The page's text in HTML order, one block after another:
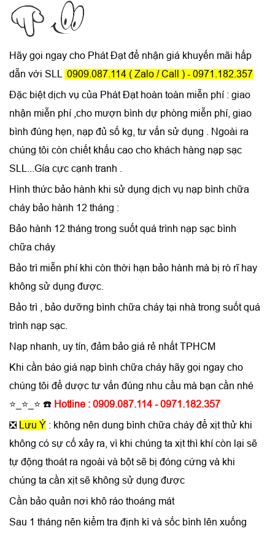
Hãy gọi ngay cho Phát Đạt để nhận giá khuyến mãi hấp
dẫn với SLL
0909.087.114 ( Zalo / Call ) - 0971.182.357
Đặc biệt dịch vụ của Phát Đạt hoàn toàn miễn phí : giao
nhận miễn phí ,cho mượn bình dự phòng miễn phí, giao
bình đúng hẹn, nạp đủ số kg, tư vấn sử dụng . Ngoài ra
chúng tôi còn chiết khấu cao cho khách hàng nạp sạc
SLL...Gía cực cạnh tranh .
Hình thức bảo hành khi sử dụng dịch vụ nạp bình chữa
cháy bảo hành 12 tháng :
Bảo hành 12 tháng trong suốt quá trình nạp sạc bình
chữa cháy
Bảo trì miễn phí khi còn thời hạn bảo hành mà bị rò rĩ hay
không sử dụng được.
Bảo trì , bảo dưỡng bình chữa cháy tại nhà trong suốt quá
trình nạp sạc.
Nạp nhanh, uy tín, đảm bảo giá rẻ nhất TPHCM
Khi cần báo giá nạp bình chữa cháy hãy gọi ngay cho
chúng tôi để dược tư vấn đúng nhu cầu mà bạn cần nhé
⭐_⭐_⭐ ☎️ Hotline : 0909.087.114 - 0971.182.357
❎
Lưu Ý : không nên dung bình chữa cháy để xịt thử khi
không có sự cố xảy ra, vì khi chúng ta xịt thì khí còn lại sẽ
tự động thoát ra ngoài và bột sẽ bị đóng cứng và khi
chúng ta cần xịt sẽ không sử dụng được
Cần bảo quản nơi khô ráo thoáng mát
Sau 1 tháng nên kiểm tra định kì và sốc bình lên xuống